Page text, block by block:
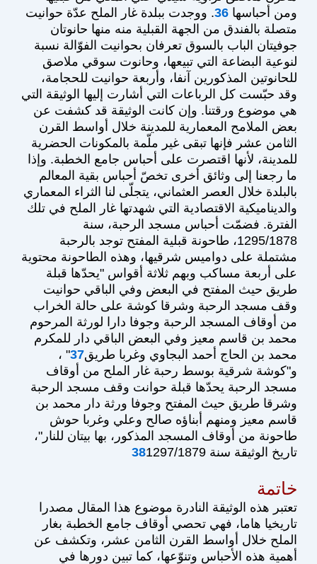
ومن أحباسها 36. ووجدت ببلدة غار الملح عدّة حوانيت
متصلة بالفندق من الجهة القبلية منه منها حانوتان
جوفيتان الباب بالسوق تعرفان بحوانيت الفوّالة نسبة
لنوعية البضاعة التي تبيعها، وحانوت سوقي ملاصق
للحانوتين المذكورين آنفا، وأربعة حوانيت للحجامة،
وقد حبّست كل الرباعات التي أشارت إليها الوثيقة التي
هي موضوع ورقتنا. وإن كانت الوثيقة قد كشفت عن
بعض الملامح المعمارية للمدينة خلال أواسط القرن
الثامن عشر فإنها تبقى غير ملّمة بالمكونات الحضرية
للمدينة، لأنها اقتصرت على أحباس جامع الخطبة. وإذا
ما رجعنا إلى وثائق أخرى تخصّ أحباس بقية المعالم
بالبلدة خلال العصر العثماني، يتجلّى لنا الثراء المعماري
والديناميكية الاقتصادية التي شهدتها غار الملح في تلك
الفترة. فضمّت أحباس مسجد الرحبة، سنة
1295/1878، طاحونة قبلية المفتح توجد بالرحبة
مشتملة على دواميس شرقيها، وهذه الطاحونة محتوية
على أربعة مساكب وبهم ثلاثة أقواس "يحدّها قبلة
طريق حيث المفتح في البعض وفي الباقي حوانيت
وقف مسجد الرحبة وشرقا كوشة على حالة الخراب
من أوقاف المسجد الرحبة وجوفا دارا لورثة المرحوم
محمد بن قاسم معيز وفي البعض الباقي دار للمكرم
محمد بن الحاج أحمد البجاوي وغربا طريق37" ،
و"كوشة شرقية بوسط رحبة غار الملح من أوقاف
مسجد الرحبة يحدّها قبلة حوانت وقف مسجد الرحبة
وشرقا طريق حيث المفتح وجوفا ورثة دار محمد بن
قاسم معيز ومنهم أبناؤه صالح وعلي وغربا حوش
طاحونة من أوقاف المسجد المذكور، بها بيتان للنار"،
تاريخ الوثيقة سنة
381297/1879
خاتمة
تعتبر هذه الوثيقة النادرة موضوع هذا المقال مصدرا
تاريخيا هاما، فهي تحصي أوقاف جامع الخطبة بغار
الملح خلال أواسط القرن الثامن عشر، وتكشف عن
أهمية هذه الأحباس وتنوّعها، كما تبين دورها في